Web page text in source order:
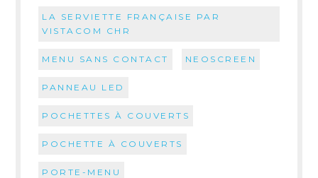
LA SERVIETTE FRANÇAISE PAR
VISTACOM CHR
MENU SANS CONTACT NEOSCREEN
PANNEAU LED
POCHETTES À COUVERTS
POCHETTE À COUVERTS
PORTE-MENU